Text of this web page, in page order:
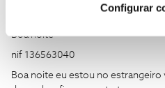
Configurar
fernandosousa65
Boa noite
nif 136563040
Boa noite eu estou no estrangeiro